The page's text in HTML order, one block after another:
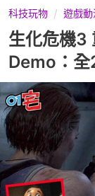
科技玩物 遊戲動
生化危機3
Demo：